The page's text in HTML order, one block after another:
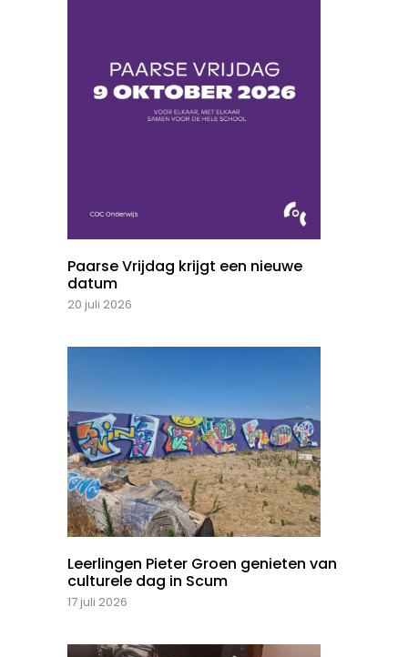
Paarse Vrijdag krijgt een nieuwe
datum
20 juli 2026
Leerlingen Pieter Groen genieten van
culturele dag in Scum
17 juli 2026